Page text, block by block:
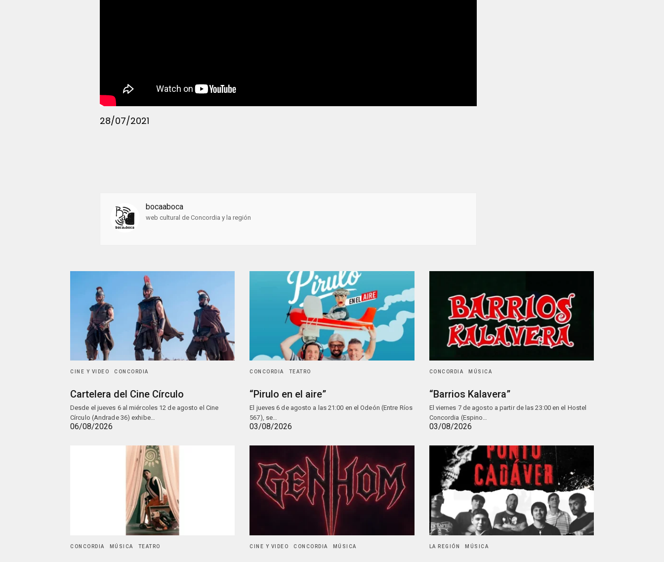
28/07/2021
bocaaboca
web cultural de Concordia y la región
CINE Y VIDEO CONCORDIA
Cartelera del Cine Círculo
Desde el jueves 6 al miércoles 12 de agosto el Cine
Círculo (Andrade 36) exhibe…
06/08/2026
CONCORDIA TEATRO
“Pirulo en el aire”
El jueves 6 de agosto a las 21:00 en el Odeón (Entre Ríos
567), se…
03/08/2026
CONCORDIA MÚSICA
“Barrios Kalavera”
El viernes 7 de agosto a partir de las 23:00 en el Hostel
Concordia (Espino…
03/08/2026
CONCORDIA MÚSICA TEATRO CINE Y VIDEO CONCORDIA MÚSICA LA REGIÓN MÚSICA